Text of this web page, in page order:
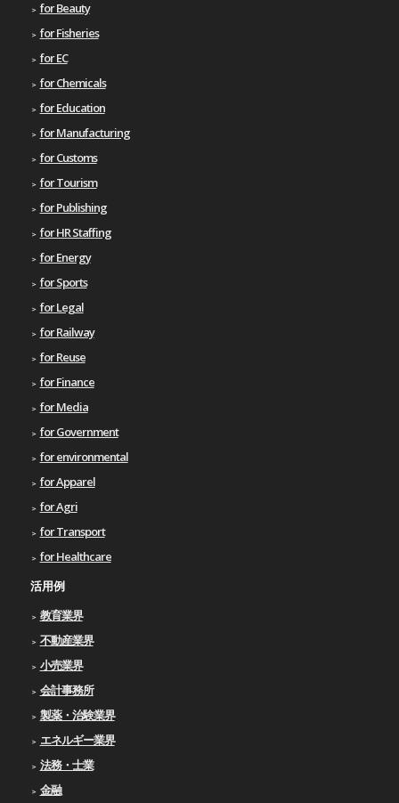
for Beauty
for Fisheries
for EC
for Chemicals
for Education
for Manufacturing
for Customs
for Tourism
for Publishing
for HR Staffing
for Energy
for Sports
for Legal
for Railway
for Reuse
for Finance
for Media
for Government
for environmental
for Apparel
for Agri
for Transport
for Healthcare
活用例
教育業界
不動産業界
小売業界
会計事務所
製薬・治験業界
エネルギー業界
法務・士業
金融